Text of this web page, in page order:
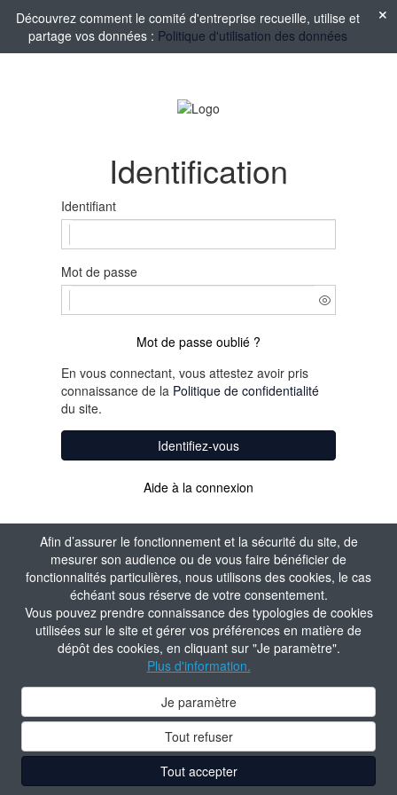
Afin d’assurer le fonctionnement et la sécurité du site, de
mesurer son audience ou de vous faire bénéficier de
fonctionnalités particulières, nous utilisons des cookies, le cas
échéant sous réserve de votre consentement.
Vous pouvez prendre connaissance des typologies de cookies
utilisées sur le site et gérer vos préférences en matière de
dépôt des cookies, en cliquant sur "Je paramètre".
Plus d'information.
Je paramètre
Tout refuser
Tout accepter
Découvrez comment le comité d'entreprise recueille, utilise et
partage vos données : Politique d'utilisation des données
Identification
Identifiant
Mot de passe
Mot de passe oublié ?
En vous connectant, vous attestez avoir pris
connaissance de la Politique de confidentialité
du site.
Identifiez-vous
Aide à la connexion